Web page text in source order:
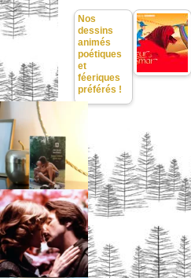
Nos
dessins
animés
poétiques
et
féeriques
préférés !